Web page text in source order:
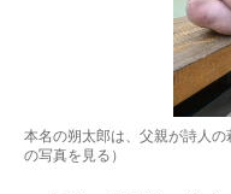
本名の朔太郎は、父親が詩人
の写真を見る ）